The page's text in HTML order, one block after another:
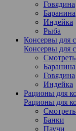
Говядина
Баранина
Индейка
Рыба
Консервы для
Консервы для
Смотреть
Баранина
Говядина
Индейка
Рационы для
Рационы для
Смотреть
Банки
Паучи